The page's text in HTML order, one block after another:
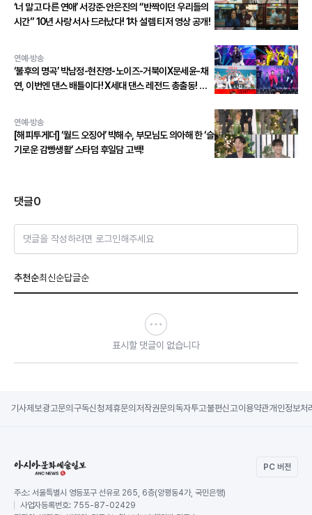
‘너 말고 다른 연애’ 서강준·안은진의 “반짝이던 우리들의
시간” 10년 사랑 서사 드러났다! 1차 설렘 티저 영상 공개!
연예·방송
‘불후의 명곡’ 박남정-현진영-노이즈-거북이X문세윤-채
연, 이번엔 댄스 배틀이다! X세대 댄스 레전드 총출동! 댄
연예·방송
[해피투게더] ‘월드 오징어’ 박해수, 부모님도 의아해 한 ‘슬
기로운 감빵생활’ 스타덤 후일담 고백!
댓글0
댓글을 작성하려면 로그인해주세요
추천순최신순답글순
표시할 댓글이 없습니다
기사제보광고문의 구독신청제휴문의 저작권문의 독자투고불편신고이용약관개인정보처
PC 버전
주소: 서울특별시 영등포구 선유로 265, 6층(양평동4가, 국민은행)
사업자등록번호: 755-87-02429